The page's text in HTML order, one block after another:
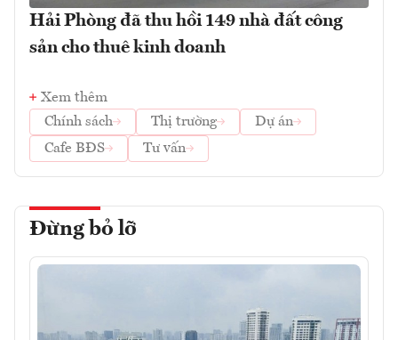
Hải Phòng đã thu hồi 149 nhà đất công
sản cho thuê kinh doanh
Xem thêm
Chính sách
Thị trường
Dự án
Cafe BĐS
Tư vấn
Đừng bỏ lỡ